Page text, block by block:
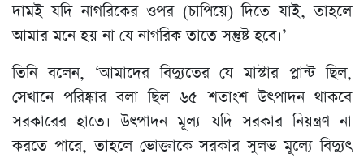
দামই যদি নাগরিকের ওপর (চাপিয়ে) দিতে যাই, তাহলে
আমার মনে হয় না যে নাগরিক তাতে সন্তুষ্ট হবে।’
তিনি বলেন, ‘আমাদের বিদ্যুতের যে মাস্টার প্লান্ট ছিল,
সেখানে পরিষ্কার বলা ছিল ৬৫ শতাংশ উৎপাদন থাকবে
সরকারের হাতে। উৎপাদন মূল্য যদি সরকার নিয়ন্ত্রণ না
করতে পারে, তাহলে ভোক্তাকে সরকার সুলভ মূল্যে বিদ্যুৎ